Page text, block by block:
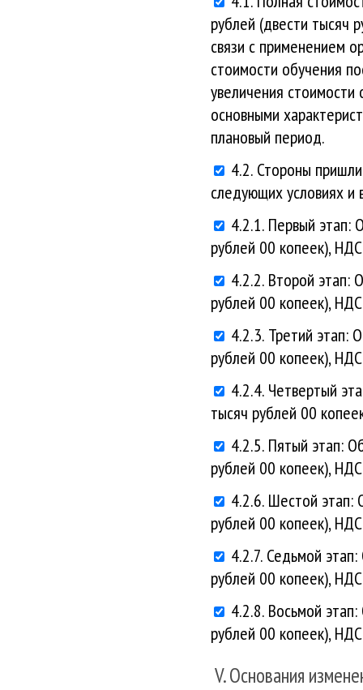
рублей (двести тысяч
связи с применением
стоимости обучения
увеличения
основными
плановый период.
4.2. Стороны
следующих условиях и
4.2.1. Первый этап:
рублей 00 копеек),
4.2.2. Второй этап:
рублей 00 копеек),
4.2.3. Третий этап:
рублей 00 копеек),
4.2.4. Четвертый
тысяч рублей 00
4.2.5. Пятый этап:
рублей 00 копеек),
4.2.6. Шестой этап:
рублей 00 копеек),
4.2.7. Седьмой
рублей 00 копеек),
4.2.8. Восьмой
рублей 00 копеек),
V. Основания